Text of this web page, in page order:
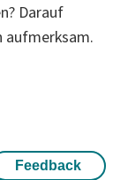
Darauf
aufmerksam.
Feedback